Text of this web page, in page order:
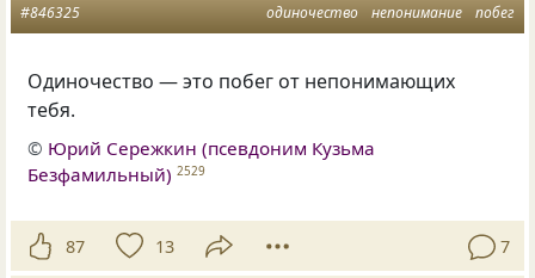
одиночество непонимание побег
#846325
Одиночество — это побег от непонимающих
тебя.
© Юрий Сережкин (псевдоним Кузьма
Безфамильный) 2529
87 13 7